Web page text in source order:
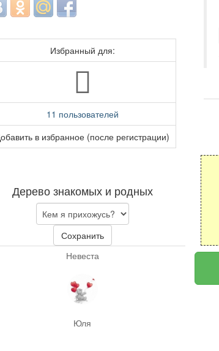
Избранный для:
11 пользователей
в избранное (после регистрации)
Дерево знакомых и родных
Сохранить
Невеста
Юля